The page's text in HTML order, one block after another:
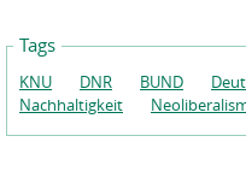
Tags
KNU DNR BUND
Nachhaltigkeit